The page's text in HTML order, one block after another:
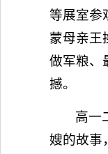
等展室参
蒙母亲王
做军粮、
撼。
高一
嫂的故事